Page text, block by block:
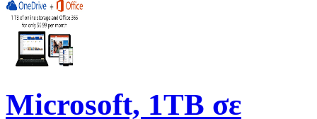
Microsoft, 1TB σε